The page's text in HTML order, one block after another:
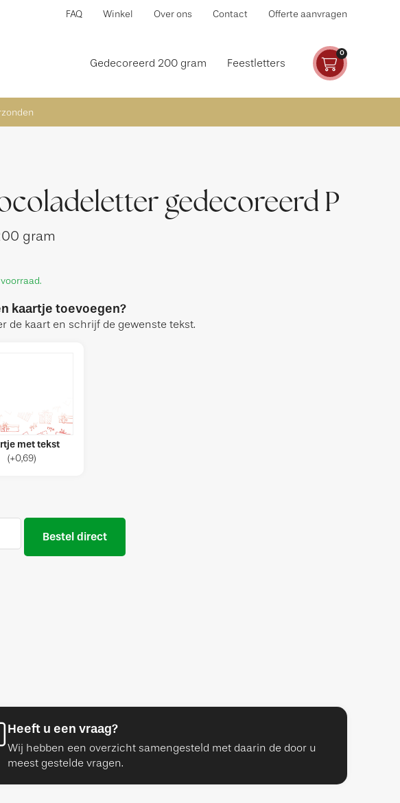
FAQ Winkel Over ons Contact Offerte aanvragen
Gedecoreerd 200 gram Feestletters
0
gedecoreerd P
gram
voorraad.
kaartje toevoegen?
de kaart en schrijf de gewenste tekst.
met tekst
(+0,69)
Bestel direct
Heeft u een vraag?
Wij hebben een overzicht samengesteld met daarin de door u
meest gestelde vragen.